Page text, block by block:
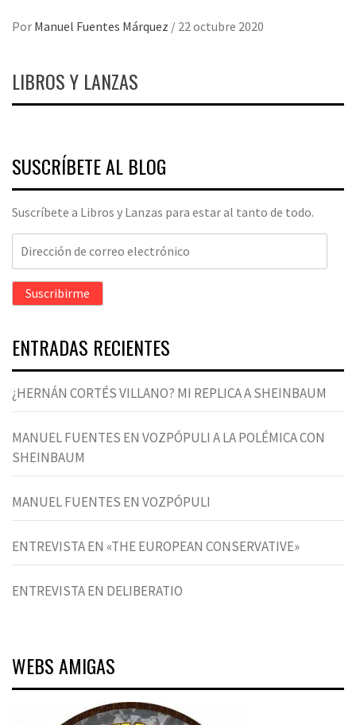
Por Manuel Fuentes Márquez / 22 octubre 2020
LIBROS Y LANZAS
SUSCRÍBETE AL BLOG
Suscríbete a Libros y Lanzas para estar al tanto de todo.
Dirección
de
correo
electrónico
Suscribirme
ENTRADAS RECIENTES
¿HERNÁN CORTÉS VILLANO? MI REPLICA A SHEINBAUM
MANUEL FUENTES EN VOZPÓPULI A LA POLÉMICA CON
SHEINBAUM
MANUEL FUENTES EN VOZPÓPULI
ENTREVISTA EN «THE EUROPEAN CONSERVATIVE»
ENTREVISTA EN DELIBERATIO
WEBS AMIGAS